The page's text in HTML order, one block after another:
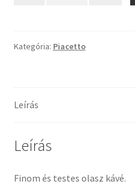
g
Kategória: Piacetto
Leírás
Leírás
Finom és testes olasz kávé.